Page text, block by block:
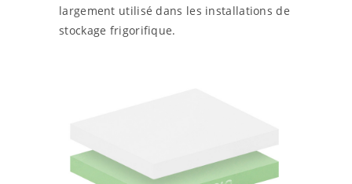
largement utilisé dans les installations de
stockage frigorifique.